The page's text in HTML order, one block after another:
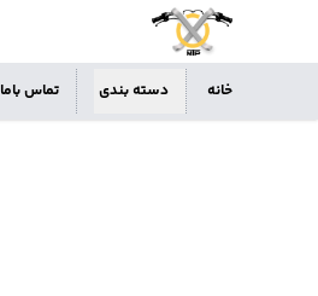
خانه دسته بندی تماس باما